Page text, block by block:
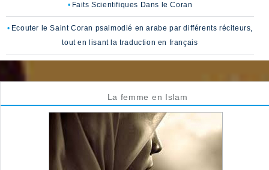
Faits Scientifiques Dans le Coran
Ecouter le Saint Coran psalmodié en arabe par différents réciteurs,
tout en lisant la traduction en français
La femme en Islam